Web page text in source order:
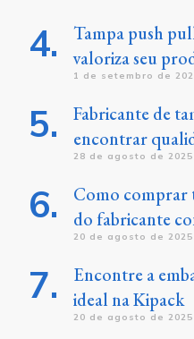
Tampa push
valoriza seu
1 de setembro de
Fabricante de
encontrar
28 de agosto de 2025
Como comprar
do fabricante
20 de agosto de 2025
Encontre a
ideal na Kipack
20 de agosto de 2025